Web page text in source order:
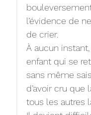
l’évidence de
de crier.
À aucun
enfant qui se
sans même
d’avoir cru que
tous les autres